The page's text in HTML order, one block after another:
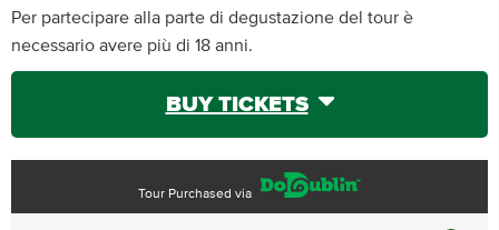
Per partecipare alla parte di degustazione del tour è
necessario avere più di 18 anni.
BUY TICKETS
Tour Purchased via